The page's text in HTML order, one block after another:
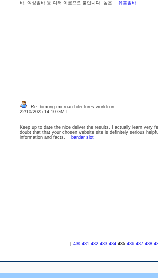
바, 여성알바 등 여러 이름으로 불립니다. 높은 유흥알바
Re: bimong microarchitectures worldcon
22/10/2025 14:10 GMT
Keep up to date the nice deliver the results, I actually learn very
doubt that that your chosen website site is definitely serious
information and facts.
bandar slot
[ 430 431 432 433 434 435 436 437 438